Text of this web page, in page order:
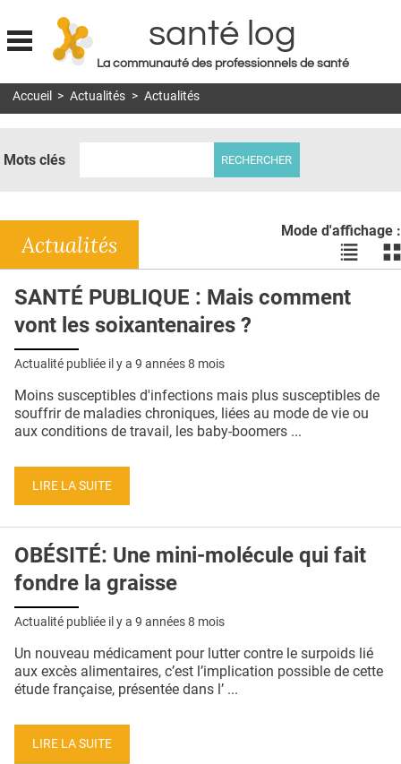
Jump to navigation
santé log
La communauté des professionnels de santé
MON COMPTE
DOSSIERS
RÉSEAUX
E-REVUE SAD
QUI SOMMES-NOUS ?
CONDITIONS GÉNÉRALES
CRÉDITS
Accueil > Actualités > Actualités
Mots clés
Mode d'affichage :
Voir
les
en
les
Actualités
SANTÉ PUBLIQUE : Mais comment
vont les soixantenaires ?
Actualité publiée il y a 9 années 8 mois
Moins susceptibles d'infections mais plus susceptibles de
souffrir de maladies chroniques, liées au mode de vie ou
aux conditions de travail, les baby-boomers ...
LIRE LA SUITE
OBÉSITÉ: Une mini-molécule qui fait
fondre la graisse
Actualité publiée il y a 9 années 8 mois
Un nouveau médicament pour lutter contre le surpoids lié
aux excès alimentaires, c’est l’implication possible de cette
étude française, présentée dans l’ ...
LIRE LA SUITE